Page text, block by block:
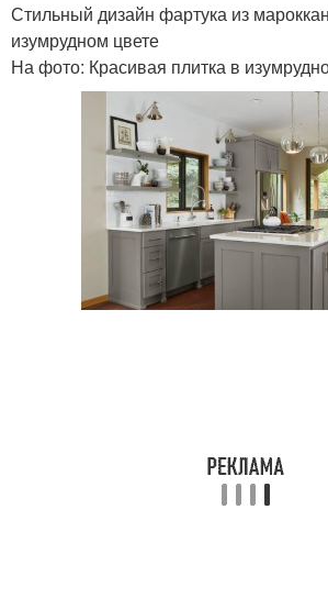
Стильный дизайн фартука из
изумрудном цвете
На фото: Красивая плитка в